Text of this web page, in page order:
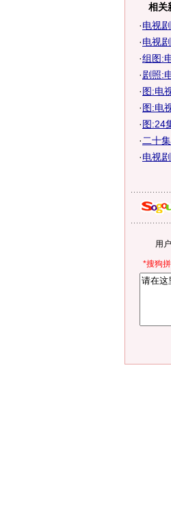
相关
·电视
·电视
·组图:
·剧照:
·图:电
·图:电
·图:24
· 二十
·电视
用
*搜狗